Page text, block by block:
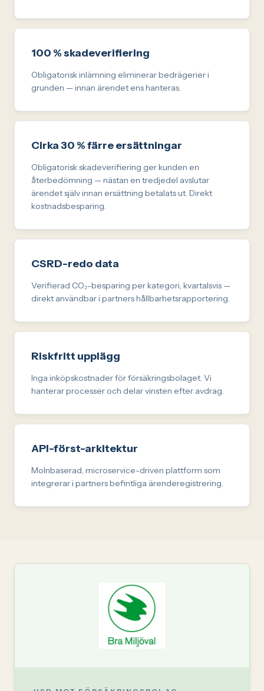
100 % skadeverifiering
Obligatorisk inlämning eliminerar bedrägerier i
grunden — innan ärendet ens hanteras.
Cirka 30 % färre ersättningar
Obligatorisk skadeverifiering ger kunden en
återbedömning — nästan en tredjedel avslutar
ärendet själv innan ersättning betalats ut. Direkt
kostnadsbesparing.
CSRD-redo data
Verifierad CO₂-besparing per kategori, kvartalsvis —
direkt användbar i partners hållbarhetsrapportering.
Riskfritt upplägg
Inga inköpskostnader för försäkringsbolaget. Vi
hanterar processer och delar vinsten efter avdrag.
API-först-arkitektur
Molnbaserad, microservice-driven plattform som
integrerar i partners befintliga ärenderegistrering.